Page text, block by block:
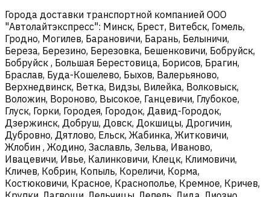
Города доставки транспортной компанией ООО
"Автолайтэкспресс": Минск, Брест, Витебск, Гомель,
Гродно, Могилев, Барановичи, Барань, Белыничи,
Береза, Березино, Березовка, Бешенковичи, Бобруйск,
Бобруйск , Большая Берестовица, Борисов, Брагин,
Браслав, Буда-Кошелево, Быхов, Валерьяново,
Верхнедвинск, Ветка, Видзы, Вилейка, Волковыск,
Воложин, Вороново, Высокое, Ганцевичи, Глубокое,
Глуск, Горки, Городея, Городок, Давид-Городок,
Дзержинск, Добруш, Довск, Докшицы, Дрогичин,
Дубровно, Дятлово, Ельск, Жабинка, Житковичи,
Жлобин , Жодино, Заславль, Зельва, Иваново,
Ивацевичи, Ивье, Калинковичи, Клецк, Климовичи,
Кличев, Кобрин, Копыль, Кореличи, Корма,
Костюковичи, Красное, Краснополье, Кремное, Кричев,